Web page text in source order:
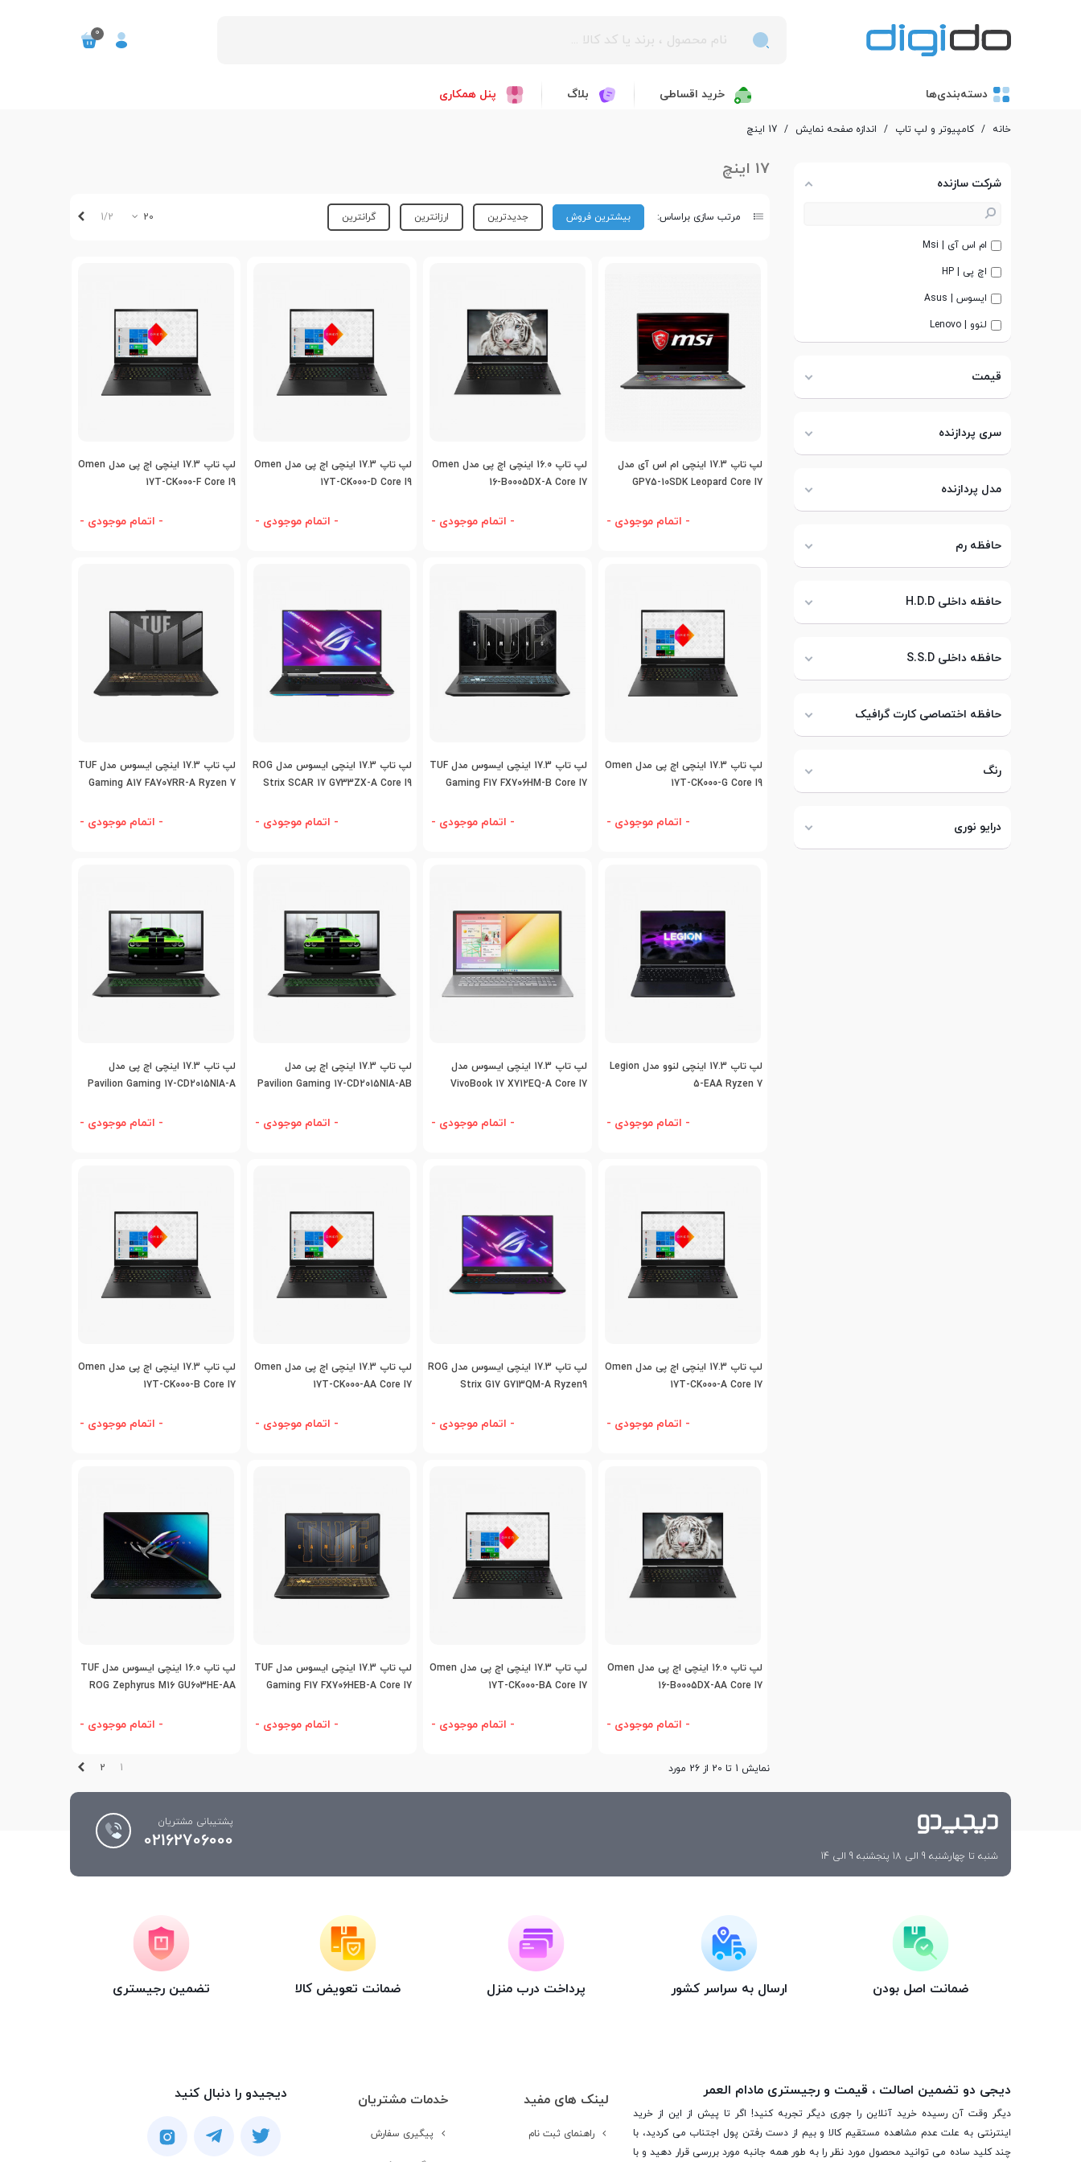
0
دسته‌بندی‌ها خرید اقساطی بلاگ پنل همکاری
خانه / کامپیوتر و لپ تاپ / اندازه صفحه نمایش / 17 اینچ
شرکت سازنده
ام اس آی | Msi
اچ پی | HP
ایسوس | Asus
لنوو | Lenovo
قیمت
سری پردازنده
مدل پردازنده
حافظه رم
حافظه داخلی H.D.D
حافظه داخلی S.S.D
حافظه اختصاصی کارت گرافیک
رنگ
درایو نوری
17 اینچ
مرتب سازی براساس: بیشترین فروش جدیدترین ارزانترین گرانترین 20
1/2
اضافه به مقایسه
لپ تاپ 17.3 اینچی ام اس آی مدل
GP75-10SDK Leopard Core I7
- اتمام موجودی -
اضافه به مقایسه
لپ تاپ 16.0 اینچی اچ پی مدل Omen
16-B0005DX-A Core I7
- اتمام موجودی -
اضافه به مقایسه
لپ تاپ 17.3 اینچی اچ پی مدل Omen
17T-CK000-D Core I9
- اتمام موجودی -
اضافه به مقایسه
لپ تاپ 17.3 اینچی اچ پی مدل Omen
17T-CK000-F Core I9
- اتمام موجودی -
اضافه به مقایسه
لپ تاپ 17.3 اینچی اچ پی مدل Omen
17T-CK000-G Core I9
- اتمام موجودی -
اضافه به مقایسه
لپ تاپ 17.3 اینچی ایسوس مدل TUF
Gaming F17 FX706HM-B Core I7
- اتمام موجودی -
اضافه به مقایسه
لپ تاپ 17.3 اینچی ایسوس مدل ROG
Strix SCAR 17 G733ZX-A Core I9
- اتمام موجودی -
اضافه به مقایسه
لپ تاپ 17.3 اینچی ایسوس مدل TUF
Gaming A17 FA707RR-A Ryzen 7
- اتمام موجودی -
اضافه به مقایسه
لپ تاپ 17.3 اینچی لنوو مدل Legion
5-EAA Ryzen 7
- اتمام موجودی -
اضافه به مقایسه
لپ تاپ 17.3 اینچی ایسوس مدل
VivoBook 17 X712EQ-A Core I7
- اتمام موجودی -
اضافه به مقایسه
لپ تاپ 17.3 اینچی اچ پی مدل
Pavilion Gaming 17-CD2015NIA-AB
- اتمام موجودی -
اضافه به مقایسه
لپ تاپ 17.3 اینچی اچ پی مدل
Pavilion Gaming 17-CD2015NIA-A
- اتمام موجودی -
اضافه به مقایسه
لپ تاپ 17.3 اینچی اچ پی مدل Omen
17T-CK000-A Core I7
- اتمام موجودی -
اضافه به مقایسه
لپ تاپ 17.3 اینچی ایسوس مدل ROG
Strix G17 G713QM-A Ryzen9
- اتمام موجودی -
اضافه به مقایسه
لپ تاپ 17.3 اینچی اچ پی مدل Omen
17T-CK000-AA Core I7
- اتمام موجودی -
اضافه به مقایسه
لپ تاپ 17.3 اینچی اچ پی مدل Omen
17T-CK000-B Core I7
- اتمام موجودی -
اضافه به مقایسه
لپ تاپ 16.0 اینچی اچ پی مدل Omen
16-B0005DX-AA Core I7
- اتمام موجودی -
اضافه به مقایسه
لپ تاپ 17.3 اینچی اچ پی مدل Omen
17T-CK000-BA Core I7
- اتمام موجودی -
اضافه به مقایسه
لپ تاپ 17.3 اینچی ایسوس مدل TUF
Gaming F17 FX706HEB-A Core I7
- اتمام موجودی -
اضافه به مقایسه
لپ تاپ 16.0 اینچی ایسوس مدل TUF
ROG Zephyrus M16 GU603HE-AA
- اتمام موجودی -
نمایش 1 تا 20 از 26 مورد 1
2
شنبه تا چهارشنبه 9 الی 18 پنجشنبه 9 الی 14
پشتیبانی مشتریان
02162706000
ضمانت اصل بودن ارسال به سراسر کشور پرداخت درب منزل ضمانت تعویض کالا تضمین رجیستری
دیجی دو تضمین اصالت ، قیمت و رجیستری مادام العمر
دیگر وقت آن رسیده خرید آنلاین را جوری دیگر تجربه کنید! اگر تا پیش از این از خرید
اینترنتی به علت عدم مشاهده مستقیم کالا و بیم از دست رفتن پول اجتناب می کردید، با
چند کلید ساده می توانید محصول مورد نظر را به طور همه جانبه مورد بررسی قرار دهید و با
لینک های مفید
راهنمای ثبت نام
خدمات مشتریان
پیگیری سفارش
دیجیدو را دنبال کنید